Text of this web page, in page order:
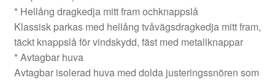
* Hellång dragkedja mitt fram ochknappslå
Klassisk parkas med hellång tvåvägsdragkedja mitt fram,
täckt knappslå för vindskydd, fäst med metallknappar
* Avtagbar huva
Avtagbar isolerad huva med dolda justeringssnören som